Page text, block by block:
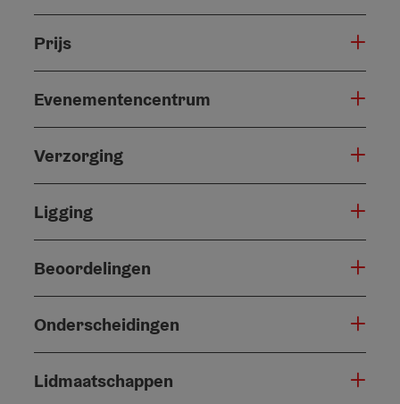
Prijs
Evenementencentrum
Verzorging
Ligging
Beoordelingen
Onderscheidingen
Lidmaatschappen